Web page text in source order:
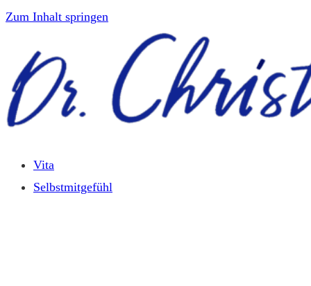
Zum Inhalt springen
Vita
Selbstmitgefühl